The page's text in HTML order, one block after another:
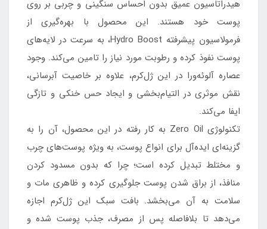
هیدراتاسیون عمیق بدون احساس سنگینی و چربی بر روی
پوست خود هستند. این محصول با بهره‌گیری از
فرمولاسیون پیشرفته Hydro Boost، به سرعت در لایه‌های
پوست نفوذ کرده و رطوبت مورد نیاز را تامین می‌کند. وجود
عصاره آلوئه‌ورا در این ژل‌کرم، علاوه بر خاصیت آبرسانی،
نقش موثری در التیام‌بخشی و ایجاد حس خنکی و تازگی
ایفا می‌کند.
تکنولوژی Zero Oil به کار رفته در این محصول، آن را به
گزینه‌ای ایده‌آل برای انواع پوست، به ویژه پوست‌های چرب
و مختلط تبدیل کرده است؛ چرا که بدون مسدود کردن
منافذ، از براق شدن پوست جلوگیری کرده و ظاهری مات و
سلامت به آن می‌بخشد. بافت سبک این ژل‌کرم اجازه
می‌دهد تا بلافاصله پس از مصرف، جذب پوست شده و